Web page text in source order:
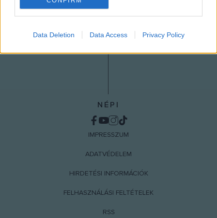
I want to allow Google to enable storage
device identifiers in apps.
related to personalization.
I want to allow Google to enable storage
functionality and fraud prevention, and other
Data Deletion Data Access Privacy Policy
NÉPI
IMPRESSZUM
ADATVÉDELEM
HIRDETÉSI INFORMÁCIÓK
FELHASZNÁLÁSI FELTÉTELEK
RSS